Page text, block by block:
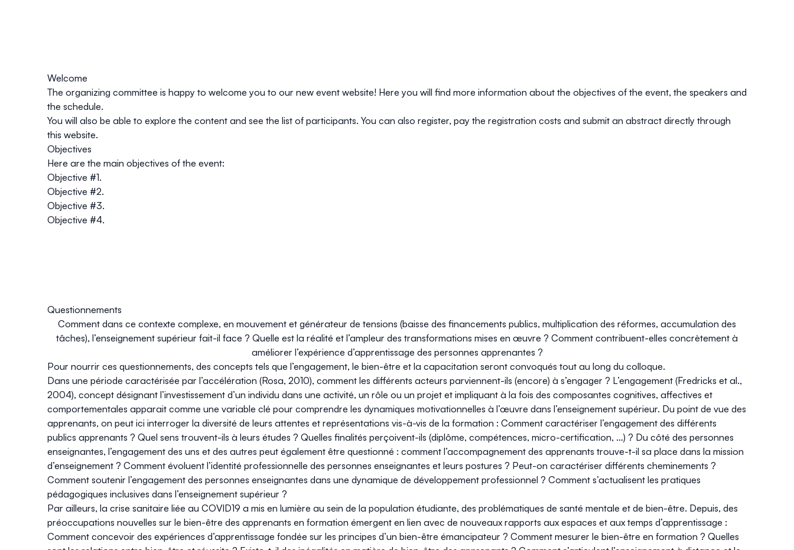
Welcome
The organizing committee is happy to welcome you to our new event website! Here you will find more information about the objectives of the event, the speakers and
the schedule.
You will also be able to explore the content and see the list of participants. You can also register, pay the registration costs and submit an abstract directly through
this website.
Objectives
Here are the main objectives of the event:
Objective #1.
Objective #2.
Objective #3.
Objective #4.
Questionnements
Comment dans ce contexte complexe, en mouvement et générateur de tensions (baisse des financements publics, multiplication des réformes, accumulation des
tâches), l’enseignement supérieur fait-il face ? Quelle est la réalité et l’ampleur des transformations mises en œuvre ? Comment contribuent-elles concrètement à
améliorer l’expérience d’apprentissage des personnes apprenantes ?
Pour nourrir ces questionnements, des concepts tels que l’engagement, le bien-être et la capacitation seront convoqués tout au long du colloque.
Dans une période caractérisée par l’accélération (Rosa, 2010), comment les différents acteurs parviennent-ils (encore) à s’engager ? L’engagement (Fredricks et al.,
2004), concept désignant l’investissement d’un individu dans une activité, un rôle ou un projet et impliquant à la fois des composantes cognitives, affectives et
comportementales apparait comme une variable clé pour comprendre les dynamiques motivationnelles à l’œuvre dans l’enseignement supérieur. Du point de vue des
apprenants, on peut ici interroger la diversité de leurs attentes et représentations vis-à-vis de la formation : Comment caractériser l’engagement des différents
publics apprenants ? Quel sens trouvent-ils à leurs études ? Quelles finalités perçoivent-ils (diplôme, compétences, micro-certification, …) ? Du côté des personnes
enseignantes, l’engagement des uns et des autres peut également être questionné : comment l’accompagnement des apprenants trouve-t-il sa place dans la mission
d’enseignement ? Comment évoluent l’identité professionnelle des personnes enseignantes et leurs postures ? Peut-on caractériser différents cheminements ?
Comment soutenir l’engagement des personnes enseignantes dans une dynamique de développement professionnel ? Comment s’actualisent les pratiques
pédagogiques inclusives dans l’enseignement supérieur ?
Par ailleurs, la crise sanitaire liée au COVID19 a mis en lumière au sein de la population étudiante, des problématiques de santé mentale et de bien-être. Depuis, des
préoccupations nouvelles sur le bien-être des apprenants en formation émergent en lien avec de nouveaux rapports aux espaces et aux temps d’apprentissage :
Comment concevoir des expériences d’apprentissage fondée sur les principes d’un bien-être émancipateur ? Comment mesurer le bien-être en formation ? Quelles